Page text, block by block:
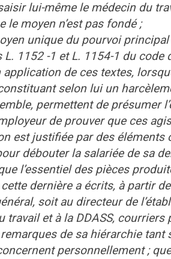
lui-même le médecin du
le moyen n’est pas fondé ;
unique du pourvoi principal
L. 1152 -1 et L. 1154-1 du code
application de ces textes,
selon lui un
permettent de présumer
de prouver que ces
est justifiée par des
débouter la salariée de sa
l’essentiel des pièces
dernière a écrits, à partir
soit au directeur de
travail et à la DDASS,
de sa hiérarchie
personnellement ;